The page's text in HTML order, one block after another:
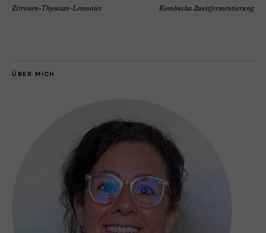
Zitronen-Thymian-Lemonies Kombucha Zweitfermentierung
ÜBER MICH